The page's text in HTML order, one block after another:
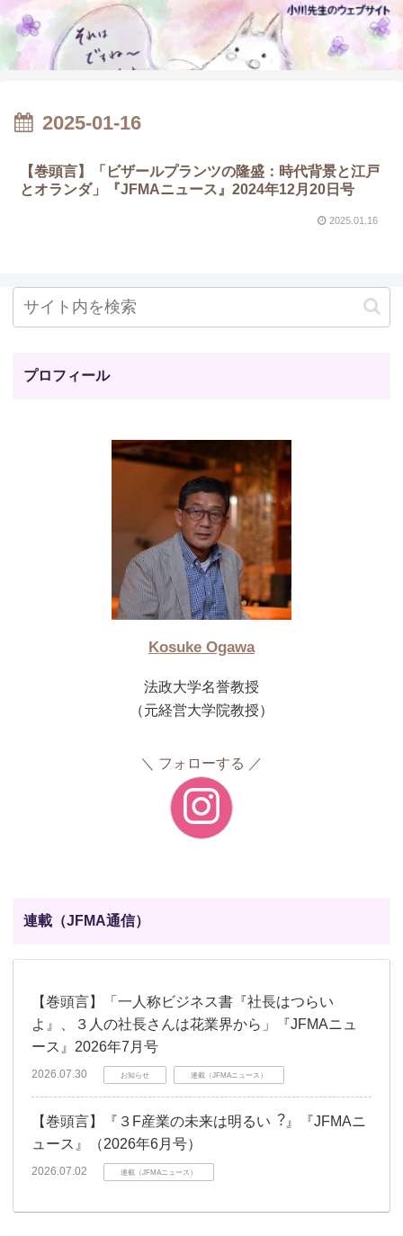
2025-01-16
【巻頭言】「ビザールプランツの隆盛：時代背景と江戸
とオランダ」『JFMAニュース』2024年12月20日号
2025.01.16
プロフィール
Kosuke Ogawa
法政大学名誉教授
（元経営大学院教授）
フォローする
連載（JFMA通信）
【巻頭言】「一人称ビジネス書『社長はつらい
よ』、３人の社長さんは花業界から」『JFMAニュ
ース』2026年7月号
2026.07.30 お知らせ 連載（JFMAニュース）
【巻頭言】『３F産業の未来は明るい︖』『JFMAニ
ュース』（2026年6月号）
2026.07.02 連載（JFMAニュース）